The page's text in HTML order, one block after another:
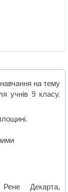
на тему
учнів 9 класу.
Декарта,